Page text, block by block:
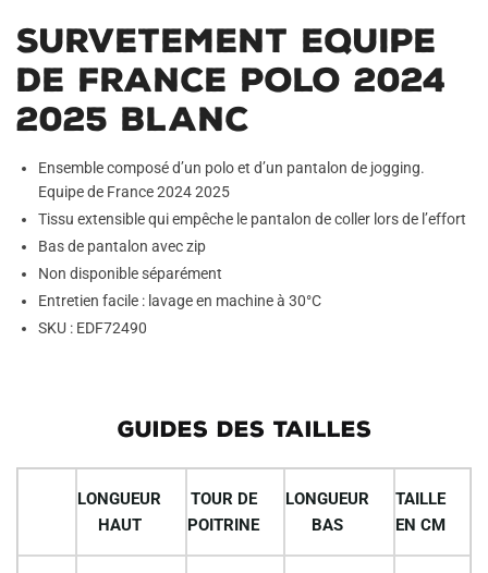
e
:
Survetement Equipe
de France Polo 2024
2025 Blanc
Ensemble composé d’un polo et d’un pantalon de jogging.
Equipe de France 2024 2025
Tissu extensible qui empêche le pantalon de coller lors de l’effort
Bas de pantalon avec zip
Non disponible séparément
Entretien facile : lavage en machine à 30°C
SKU : EDF72490
GUIDES DES TAILLES
LONGUEUR
HAUT
TOUR DE
POITRINE
LONGUEUR
BAS
TAILLE
EN CM